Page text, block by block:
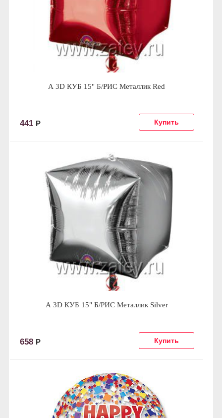
А 3D КУБ 15" Б/РИС Металлик Red
441 Р
А 3D КУБ 15" Б/РИС Металлик Silver
658 Р